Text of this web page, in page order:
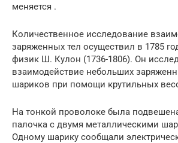
меняется .
Количественное исследование
заряженных тел осуществил в 1785
физик Ш. Кулон (1736-1806). Он
взаимодействие небольших
шариков при помощи крутильных
На тонкой проволоке была
палочка с двумя металлическими
Одному шарику сообщали